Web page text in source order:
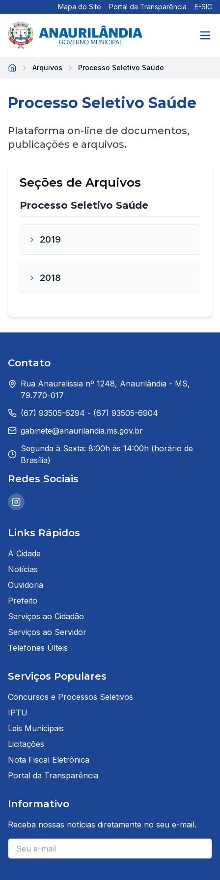
Mapa do Site Portal da Transparência E-SIC
Início Arquivos Processo Seletivo Saúde
Processo Seletivo Saúde
Plataforma on-line de documentos,
publicações e arquivos.
Seções de Arquivos
Processo Seletivo Saúde
2019
2018
Contato
Rua Anaurelissia nº 1248, Anaurilândia - MS,
79.770-017
(67) 93505-6294 - (67) 93505-6904
gabinete@anaurilandia.ms.gov.br
Segunda à Sexta: 8:00h ás 14:00h (horário de
Brasília)
Redes Sociais
Links Rápidos
A Cidade
Notícias
Ouvidoria
Prefeito
Serviços ao Cidadão
Serviços ao Servidor
Telefones Últeis
Serviços Populares
Concursos e Processos Seletivos
IPTU
Leis Municipais
Licitações
Nota Fiscal Eletrônica
Portal da Transparência
Informativo
Receba nossas notícias diretamente no seu e-mail.
E-mail